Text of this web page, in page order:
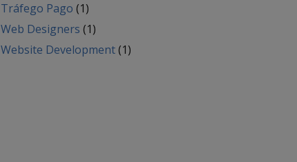
Tráfego Pago (1)
Web Designers (1)
Website Development(1)